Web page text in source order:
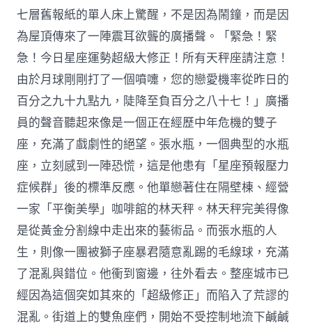
七層舊報紙的單人床上驚醒，不是因為鬧鐘，而是因
為屋頂傳來了一陣震耳欲聾的廣播聲。「緊急！緊
急！今日星座運勢超級大修正！所有天秤座請注意！
由於月球剛剛打了一個噴嚏，您的戀愛機率從昨日的
百分之九十九點九，陡降至負百分之八十七！」廣播
員的聲音聽起來像是一個正在經歷中年危機的雙子
座，充滿了戲劇性的絕望。張水瓶，一個典型的水瓶
座，立刻感到一陣恐慌，這是他患有「星座預報壓力
症候群」後的標準反應。他單戀著住在隔壁棟、經營
一家「平衡美學」咖啡館的林天秤。林天秤完美得像
是從黃金分割線中走出來的藝術品。而張水瓶的人
生，則像一團被獅子座暴君隨意亂踢的毛線球，充滿
了混亂與錯位。他衝到窗邊，往外看去。整座城市已
經因為這個突如其來的「超級修正」而陷入了荒謬的
混亂。街道上的雙魚座們，開始不受控制地流下鹹鹹